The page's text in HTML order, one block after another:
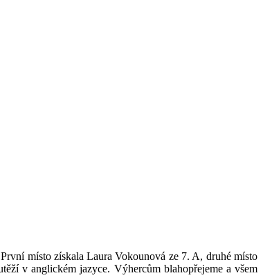
místo získala Laura Vokounová ze 7. A, druhé místo
v anglickém jazyce. Výhercům blahopřejeme a všem